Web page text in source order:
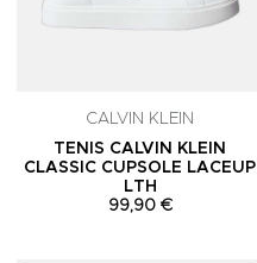
CALVIN KLEIN
TENIS CALVIN KLEIN
CLASSIC CUPSOLE LACEUP
LTH
99,90 €